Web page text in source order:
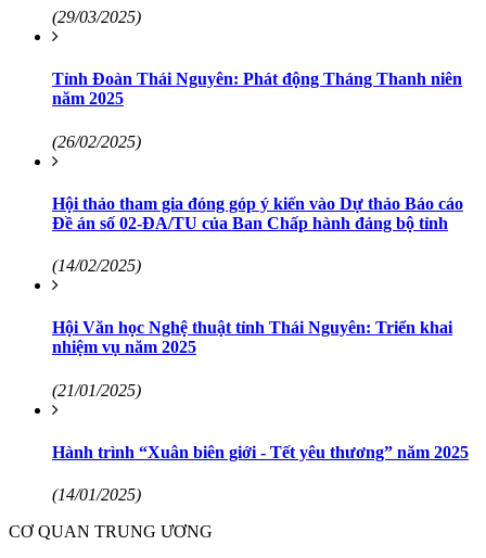
(29/03/2025)
Tỉnh Đoàn Thái Nguyên: Phát động Tháng Thanh niên
năm 2025
(26/02/2025)
Hội thảo tham gia đóng góp ý kiến vào Dự thảo Báo cáo
Đề án số 02-ĐA/TU của Ban Chấp hành đảng bộ tỉnh
(14/02/2025)
Hội Văn học Nghệ thuật tỉnh Thái Nguyên: Triển khai
nhiệm vụ năm 2025
(21/01/2025)
Hành trình “Xuân biên giới - Tết yêu thương” năm 2025
(14/01/2025)
CƠ QUAN TRUNG ƯƠNG